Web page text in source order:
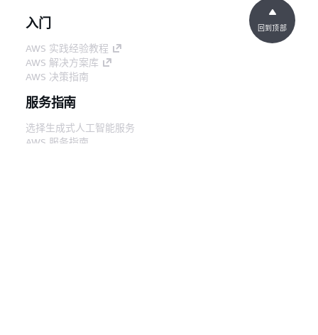
入门
AWS 实践经验教程
AWS 解决方案库
AWS 决策指南
服务指南
选择生成式人工智能服务
AWS 服务指南
回到顶部